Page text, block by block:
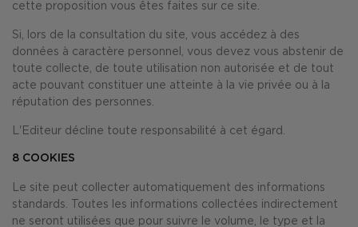
cette proposition vous êtes faites sur ce site.
Si, lors de la consultation du site, vous accédez à des
données à caractère personnel, vous devez vous abstenir de
toute collecte, de toute utilisation non autorisée et de tout
acte pouvant constituer une atteinte à la vie privée ou à la
réputation des personnes.
L'Editeur décline toute responsabilité à cet égard.
8 COOKIES
Le site peut collecter automatiquement des informations
standards. Toutes les informations collectées indirectement
ne seront utilisées que pour suivre le volume, le type et la